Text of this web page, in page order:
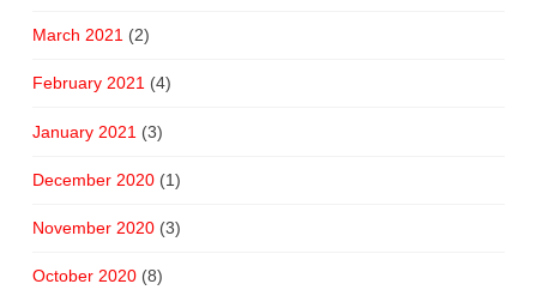
March 2021 (2)
February 2021(4)
January 2021 (3)
December 2020(1)
November 2020(3)
October 2020(8)